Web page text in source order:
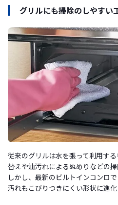
グリルにも掃除のしやすい
従来のグリルは水を張って利用す
替えや油汚れによるぬめりなどの
しかし、最新のビルトインコンロ
汚れもこびりつきにくい形状に進化